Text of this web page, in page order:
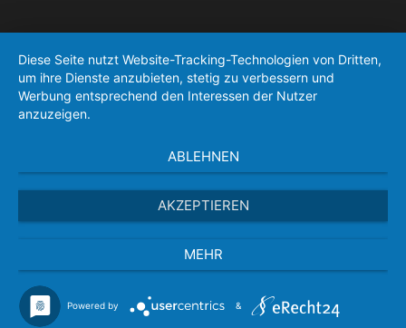
Diese Seite nutzt Website-Tracking-Technologien von Dritten,
um ihre Dienste anzubieten, stetig zu verbessern und
Werbung entsprechend den Interessen der Nutzer
anzuzeigen.
ABLEHNEN
AKZEPTIEREN
MEHR
Powered by &